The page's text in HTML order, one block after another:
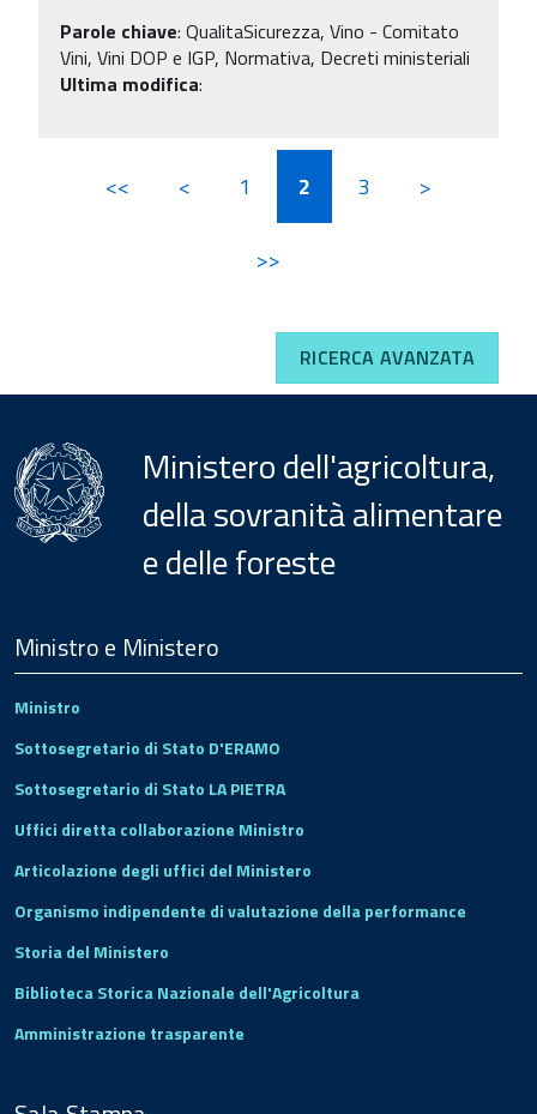
Parole chiave: QualitaSicurezza, Vino - Comitato
Vini, Vini DOP e IGP, Normativa, Decreti ministeriali
Ultima modifica:
<< < 1 2 3 >
>>
RICERCA AVANZATA
Ministero dell'agricoltura,
della sovranità alimentare
e delle foreste
Footer
Ministro e Ministero
Ministro
Sottosegretario di Stato D'ERAMO
Sottosegretario di Stato LA PIETRA
Uffici diretta collaborazione Ministro
Articolazione degli uffici del Ministero
Organismo indipendente di valutazione della performance
Storia del Ministero
Biblioteca Storica Nazionale dell'Agricoltura
Amministrazione trasparente